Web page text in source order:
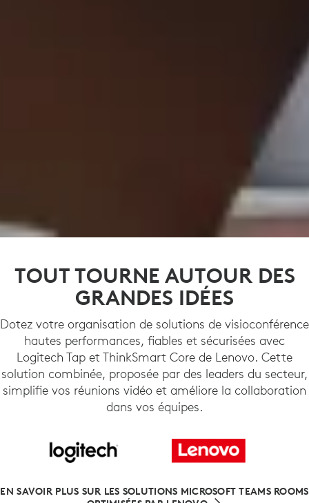
TOUT TOURNE AUTOUR DES
GRANDES IDÉES
Dotez votre organisation de solutions de visioconférence
hautes performances, fiables et sécurisées avec
Logitech Tap et ThinkSmart Core de Lenovo. Cette
solution combinée, proposée par des leaders du secteur,
simplifie vos réunions vidéo et améliore la collaboration
dans vos équipes.
EN SAVOIR PLUS SUR LES SOLUTIONS MICROSOFT TEAMS ROOMS